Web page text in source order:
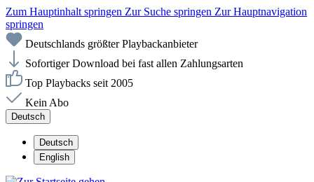
Zum Hauptinhalt springen Zur Suche springen Zur Hauptnavigation
springen
Deutschlands größter Playbackanbieter
Sofortiger Download bei fast allen Zahlungsarten
Top Playbacks seit 2005
Kein Abo
Deutsch
Deutsch
English